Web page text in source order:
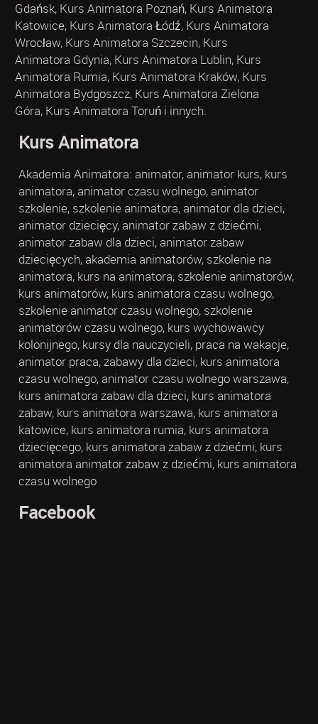
Gdańsk, Kurs Animatora Poznań, Kurs Animatora
Katowice, Kurs Animatora Łódź, Kurs Animatora
Wrocław, Kurs Animatora Szczecin, Kurs
Animatora Gdynia, Kurs Animatora Lublin, Kurs
Animatora Rumia, Kurs Animatora Kraków, Kurs
Animatora Bydgoszcz, Kurs Animatora Zielona
Góra, Kurs Animatora Toruń i innych.
Kurs Animatora
Akademia Animatora: animator, animator kurs, kurs
animatora, animator czasu wolnego, animator
szkolenie, szkolenie animatora, animator dla dzieci,
animator dziecięcy, animator zabaw z dziećmi,
animator zabaw dla dzieci, animator zabaw
dziecięcych, akademia animatorów, szkolenie na
animatora, kurs na animatora, szkolenie animatorów,
kurs animatorów, kurs animatora czasu wolnego,
szkolenie animator czasu wolnego, szkolenie
animatorów czasu wolnego, kurs wychowawcy
kolonijnego, kursy dla nauczycieli, praca na wakacje,
animator praca, zabawy dla dzieci, kurs animatora
czasu wolnego, animator czasu wolnego warszawa,
kurs animatora zabaw dla dzieci, kurs animatora
zabaw, kurs animatora warszawa, kurs animatora
katowice, kurs animatora rumia, kurs animatora
dziecięcego, kurs animatora zabaw z dziećmi, kurs
animatora animator zabaw z dziećmi, kurs animatora
czasu wolnego
Facebook